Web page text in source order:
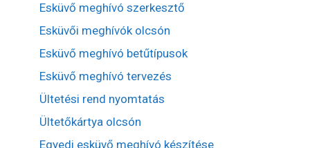
Esküvő meghívó szerkesztő
Esküvői meghívók olcsón
Esküvő meghívó betűtípusok
Esküvő meghívó tervezés
Ültetési rend nyomtatás
Ültetőkártya olcsón
Egyedi esküvő meghívó készítése